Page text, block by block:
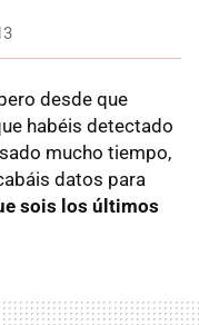
desde que
habéis detectado
mucho tiempo,
datos para
sois los últimos